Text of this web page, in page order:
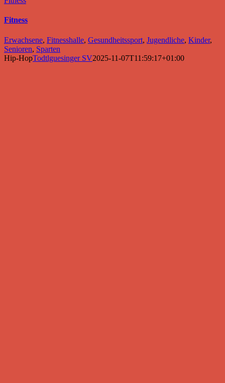
Fitness
Erwachsene, Fitnesshalle, Gesundheitssport, Jugendliche, Kinder,
Senioren, Sparten
Hip-HopTodtlguesinger SV2025-11-07T11:59:17+01:00